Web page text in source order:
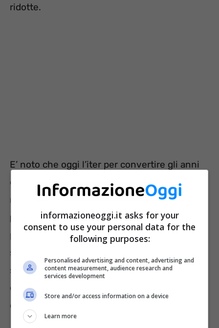
ridotte.
E’ noto che oggi l’iter per convertire gli anni
di studi universitari in anni di contributi, in
maniera da integrare iltrattamento
pensionisticoe andare un po’ prima in
pensione, costa diverse migliaia di euro. La
spesa per il riscatto agevolato per 52
settimane di contributi, vale a dire un anno,
corrisponde a circa 5.360 euro per l’anno in
corso.
informazioneoggi.it asks for your
consent to use your personal data for the
following purposes:
Personalised advertising and content, advertising and
content measurement, audience research and
services development
Store and/or access information on a device
Learn more